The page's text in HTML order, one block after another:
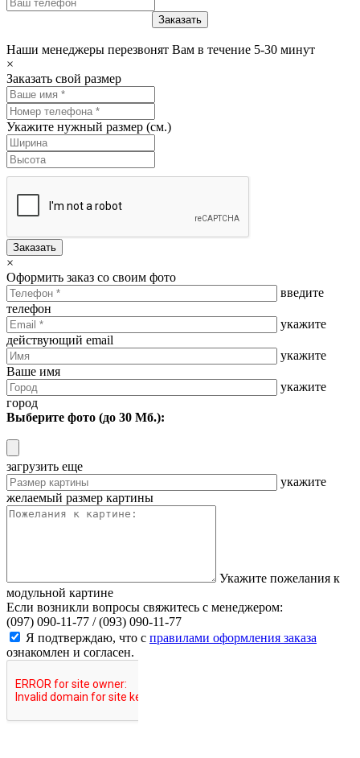
Наши менеджеры перезвонят Вам в течение 5-30 минут
×
Заказать свой размер
Укажите нужный размер (см.)
Заказать
×
Оформить заказ со своим фото
введите
телефон
укажите
действующий email
укажите
Ваше имя
укажите
город
Выберите фото (до 30 Мб.):
загрузить еще
укажите
желаемый размер картины
Укажите пожелания к
модульной картине
Если возникли вопросы свяжитесь с менеджером:
(097) 090-11-77 /(093) 090-11-77
Я подтверждаю, что с правилами оформления заказа
ознакомлен и согласен.